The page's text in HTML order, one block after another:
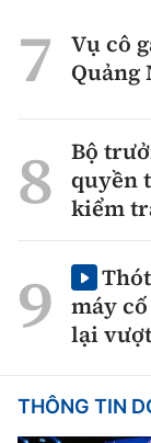
Vụ cô
Quảng
Bộ
quyền
kiểm
máy
lại
THÔNG TIN